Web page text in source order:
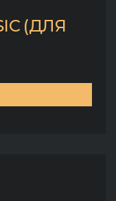
(ДЛЯ